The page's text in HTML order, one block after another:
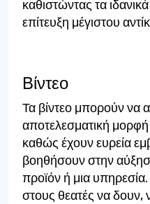
καθιστώντας τα
επίτευξη μέγιστου
Βίντεο
Τα βίντεο μπορούν να
αποτελεσματική
καθώς έχουν ευρεία
βοηθήσουν στην
προϊόν ή μια
στους θεατές να δουν,